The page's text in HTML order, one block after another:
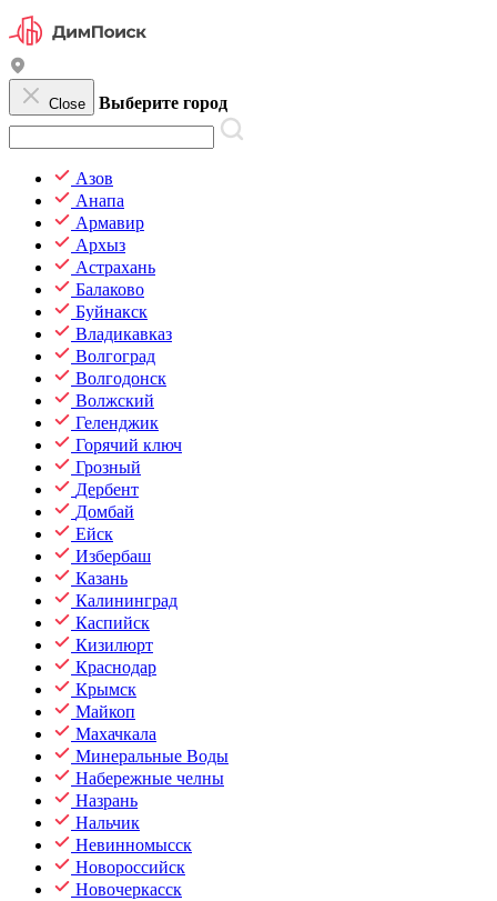
Close Выберите город
Азов
Анапа
Армавир
Архыз
Астрахань
Балаково
Буйнакск
Владикавказ
Волгоград
Волгодонск
Волжский
Геленджик
Горячий ключ
Грозный
Дербент
Домбай
Ейск
Избербаш
Казань
Калининград
Каспийск
Кизилюрт
Краснодар
Крымск
Майкоп
Махачкала
Минеральные Воды
Набережные челны
Назрань
Нальчик
Невинномысск
Новороссийск
Новочеркасск